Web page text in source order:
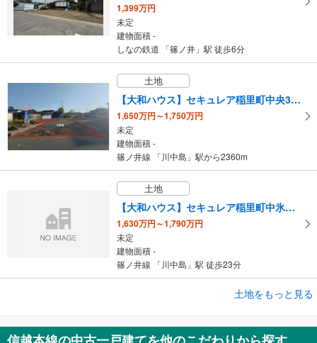
1,399万円
未定
建物面積 -
しなの鉄道 「篠ノ井」駅 徒歩6分
土地
【大和ハウス】セキュレア稲里町中央3丁目 （建築条件付宅地分譲）
1,650万円～1,750万円
未定
建物面積 -
篠ノ井線 「川中島」駅から2360m
土地
【大和ハウス】セキュレア稲里町中氷鉋 （建築条件付宅地分譲）
1,630万円～1,790万円
未定
建物面積 -
篠ノ井線 「川中島」駅 徒歩23分
700万円
土地をもっと見る